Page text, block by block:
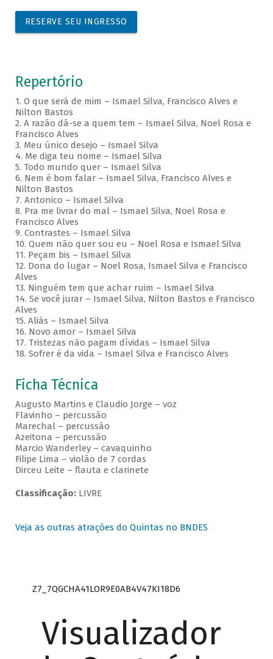
RESERVE SEU INGRESSO
Repertório
1. O que será de mim – Ismael Silva, Francisco Alves e
Nilton Bastos
2. A razão dá-se a quem tem – Ismael Silva, Noel Rosa e
Francisco Alves
3. Meu único desejo – Ismael Silva
4. Me diga teu nome – Ismael Silva
5. Todo mundo quer – Ismael Silva
6. Nem é bom falar – Ismael Silva, Francisco Alves e
Nilton Bastos
7. Antonico – Ismael Silva
8. Pra me livrar do mal – Ismael Silva, Noel Rosa e
Francisco Alves
9. Contrastes – Ismael Silva
10. Quem não quer sou eu – Noel Rosa e Ismael Silva
11. Peçam bis – Ismael Silva
12. Dona do lugar – Noel Rosa, Ismael Silva e Francisco
Alves
13. Ninguém tem que achar ruim – Ismael Silva
14. Se você jurar – Ismael Silva, Nilton Bastos e Francisco
Alves
15. Aliás – Ismael Silva
16. Novo amor – Ismael Silva
17. Tristezas não pagam dívidas – Ismael Silva
18. Sofrer é da vida – Ismael Silva e Francisco Alves
Ficha Técnica
Augusto Martins e Claudio Jorge – voz
Flavinho – percussão
Marechal – percussão
Azeitona – percussão
Marcio Wanderley – cavaquinho
Filipe Lima – violão de 7 cordas
Dirceu Leite – flauta e clarinete
Classificação: LIVRE
Veja as outras atrações do Quintas no BNDES
Z7_7QGCHA41LOR9E0AB4V47KI18D6
Visualizador